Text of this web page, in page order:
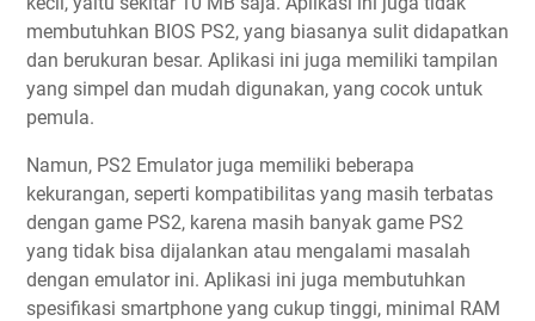
membutuhkan BIOS PS2, yang biasanya sulit didapatkan
dan berukuran besar. Aplikasi ini juga memiliki tampilan
yang simpel dan mudah digunakan, yang cocok untuk
pemula.
Namun, PS2 Emulator juga memiliki beberapa
kekurangan, seperti kompatibilitas yang masih terbatas
dengan game PS2, karena masih banyak game PS2
yang tidak bisa dijalankan atau mengalami masalah
dengan emulator ini. Aplikasi ini juga membutuhkan
spesifikasi smartphone yang cukup tinggi, minimal RAM